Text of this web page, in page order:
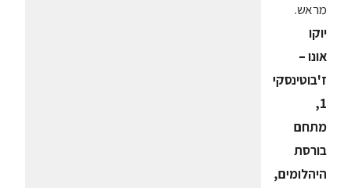
מראש.
יוקו
אונו –
ז'בוטינסקי
1,
מתחם
בורסת
היהלומים,